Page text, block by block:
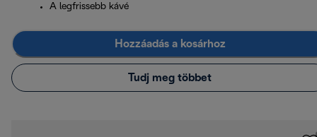
A legfrissebb kávé
Hozzáadás a kosárhoz
Tudj meg többet